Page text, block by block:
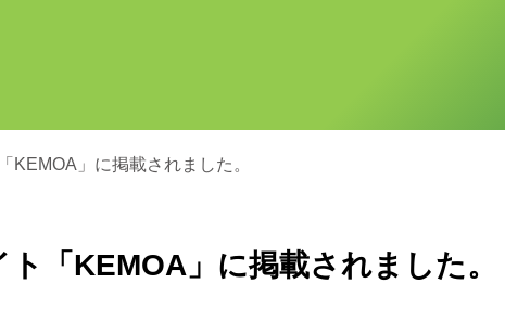
KEMOA」に掲載されました。
「KEMOA」に掲載されました。